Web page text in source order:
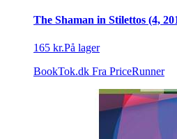
The Shaman in Stilettos (4,
165 kr.På lager
BookTok.dk Fra PriceRunner